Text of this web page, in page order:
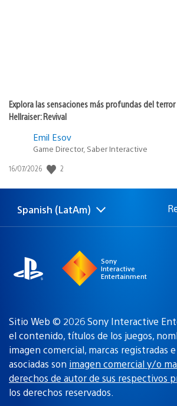
Explora las sensaciones más profundas del terror
Hellraiser: Revival
Emil Esov
Game Director, Saber Interactive
Fecha
publicación:
16/07/2026 2
Elige
Región
Spanish (LatAm)
Sony
Interactive
Entertainment
Sitio Web © 2026 Sony Interactive
el contenido, títulos de los juegos,
imagen comercial, marcas registradas
asociadas son imagen comercial y/o
derechos de autor de sus respectivos
los derechos reservados.